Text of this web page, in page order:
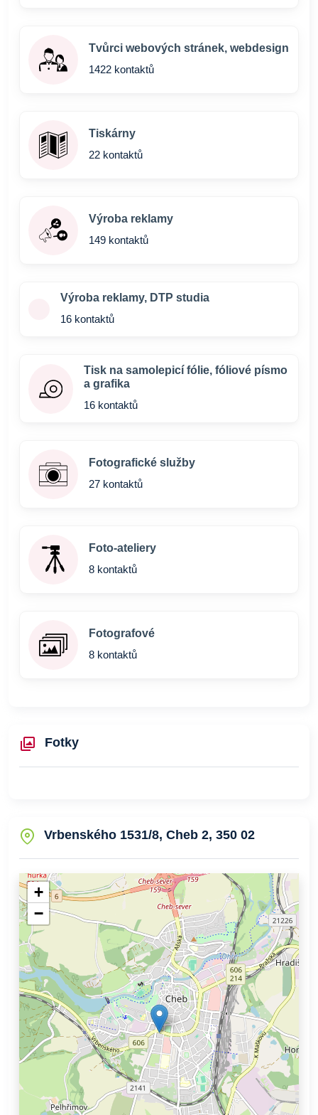
Tvůrci webových stránek, webdesign
1422 kontaktů
Tiskárny
22 kontaktů
Výroba reklamy
149 kontaktů
Výroba reklamy, DTP studia
16 kontaktů
Tisk na samolepicí fólie, fóliové písmo
a grafika
16 kontaktů
Fotografické služby
27 kontaktů
Foto-ateliery
8 kontaktů
Fotografové
8 kontaktů
Fotky
Vrbenského 1531/8, Cheb 2, 350 02
+
−